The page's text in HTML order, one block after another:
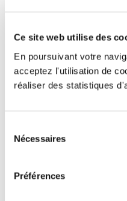
Ce site web utilise des
En poursuivant votre
acceptez l'utilisation de
réaliser des statistiques
Nécessaires
Préférences
Transport –
Abattoir